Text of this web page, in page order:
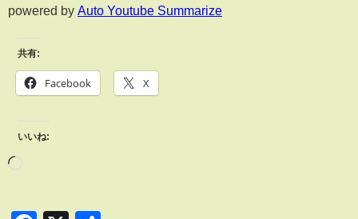
powered by Auto Youtube Summarize
共有:
Facebook X
いいね: